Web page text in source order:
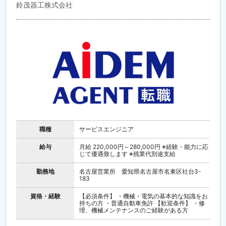
鈴茂器工株式会社
職種 サービスエンジニア
給与
月給 220,000円～280,000円 ※経験・能力に応
じて優遇致します ※残業代別途支給
勤務地
名古屋営業所 愛知県名古屋市名東区社台3-
183
資格・経験
【必須条件】 ・機械・電気の基本的な知識をお
持ちの方 ・普通自動車免許 【歓迎条件】 ・修
理、機械メンテナンスのご経験がある方